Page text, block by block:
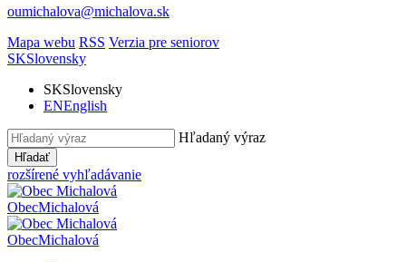
oumichalova@michalova.sk
Mapa webu RSS Verzia pre seniorov
SKSlovensky
SKSlovensky
ENEnglish
Hľadaný výraz
Hľadať
rozšírené vyhľadávanie
ObecMichalová
ObecMichalová